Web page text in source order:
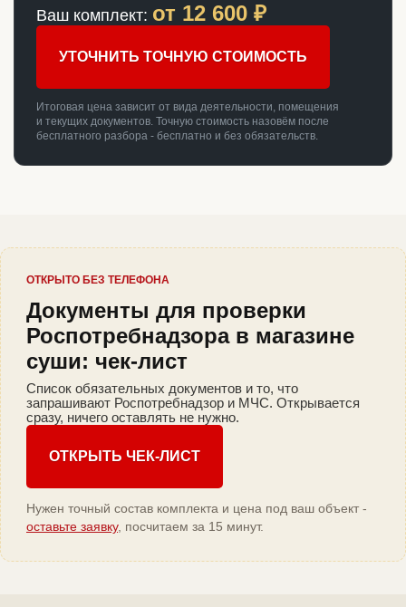
Ваш комплект: от 12 600 ₽
УТОЧНИТЬ ТОЧНУЮ СТОИМОСТЬ
Итоговая цена зависит от вида деятельности, помещения
и текущих документов. Точную стоимость назовём после
бесплатного разбора - бесплатно и без обязательств.
ОТКРЫТО БЕЗ ТЕЛЕФОНА
Документы для проверки
Роспотребнадзора в магазине
суши: чек-лист
Список обязательных документов и то, что
запрашивают Роспотребнадзор и МЧС. Открывается
сразу, ничего оставлять не нужно.
ОТКРЫТЬ ЧЕК-ЛИСТ
Нужен точный состав комплекта и цена под ваш объект -
оставьте заявку, посчитаем за 15 минут.